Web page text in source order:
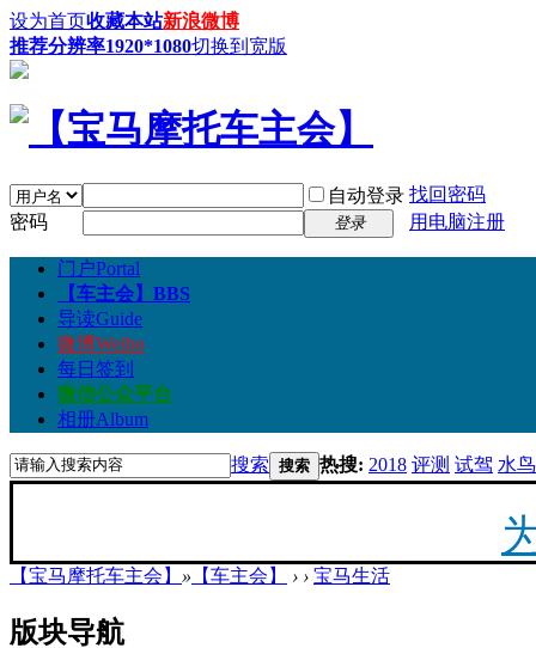
设为首页收藏本站新浪微博
推荐分辨率1920*1080切换到宽版
自动登录 找回密码
密码
登录 用电脑注册
门户Portal
【车主会】 BBS
导读Guide
微博Weibo
每日签到
微信公众平台
相册Album
搜索 搜索 热搜: 2018 评测 试驾 水鸟
【宝马摩托车主会】 » 【车主会】 › › 宝马生活
版块导航